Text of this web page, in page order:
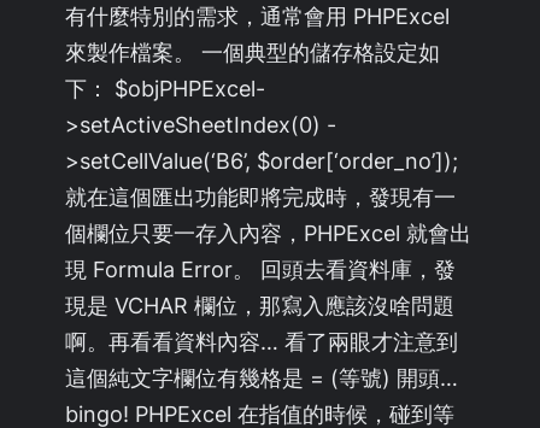
有什麼特別的需求，通常會用 PHPExcel
來製作檔案。 一個典型的儲存格設定如
下： $objPHPExcel-
>setActiveSheetIndex(0) -
>setCellValue(‘B6’, $order[‘order_no’]);
就在這個匯出功能即將完成時，發現有一
個欄位只要一存入內容，PHPExcel 就會出
現 Formula Error。 回頭去看資料庫，發
現是 VCHAR 欄位，那寫入應該沒啥問題
啊。再看看資料內容… 看了兩眼才注意到
這個純文字欄位有幾格是 = (等號) 開頭…
bingo! PHPExcel 在指值的時候，碰到等